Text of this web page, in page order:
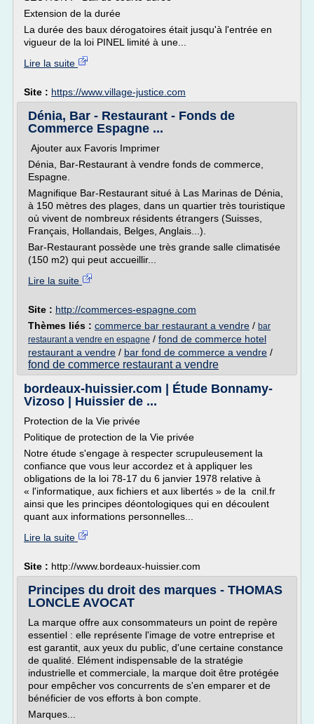
Extension de la durée
La durée des baux dérogatoires était jusqu'à l'entrée en
vigueur de la loi PINEL limité à une...
Lire la suite
Site : https://www.village-justice.com
Dénia, Bar - Restaurant - Fonds de
Commerce Espagne ...
Ajouter aux Favoris Imprimer
Dénia, Bar-Restaurant à vendre fonds de commerce,
Espagne.
Magnifique Bar-Restaurant situé à Las Marinas de Dénia,
à 150 mètres des plages, dans un quartier très touristique
où vivent de nombreux résidents étrangers (Suisses,
Français, Hollandais, Belges, Anglais...).
Bar-Restaurant possède une très grande salle climatisée
(150 m2) qui peut accueillir...
Lire la suite
Site : http://commerces-espagne.com
Thèmes liés : commerce bar restaurant a vendre / bar
restaurant a vendre en espagne / fond de commerce hotel
restaurant a vendre / bar fond de commerce a vendre /
fond de commerce restaurant a vendre
bordeaux-huissier.com | Étude Bonnamy-
Vizoso | Huissier de ...
Protection de la Vie privée
Politique de protection de la Vie privée
Notre étude s'engage à respecter scrupuleusement la
confiance que vous leur accordez et à appliquer les
obligations de la loi 78-17 du 6 janvier 1978 relative à
« l'informatique, aux fichiers et aux libertés » de la cnil.fr
ainsi que les principes déontologiques qui en découlent
quant aux informations personnelles...
Lire la suite
Site : http://www.bordeaux-huissier.com
Principes du droit des marques - THOMAS
LONCLE AVOCAT
La marque offre aux consommateurs un point de repère
essentiel : elle représente l'image de votre entreprise et
est garantit, aux yeux du public, d'une certaine constance
de qualité. Elément indispensable de la stratégie
industrielle et commerciale, la marque doit être protégée
pour empêcher vos concurrents de s'en emparer et de
bénéficier de vos efforts à bon compte.
Marques...